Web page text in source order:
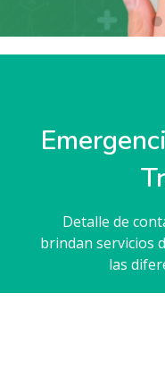
Detalle de
brindan servicios
las